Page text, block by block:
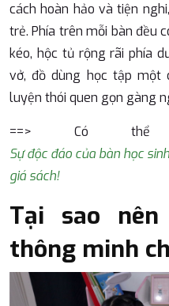
cách hoàn hảo và tiện
trẻ. Phía trên mỗi bàn đều
kéo, hộc tủ rộng rãi phía
vở, đồ dùng học tập một
luyện thói quen gọn gàng
==> Có thể
Sự độc đáo của bàn học
giá sách!
Tại sao
thông minh